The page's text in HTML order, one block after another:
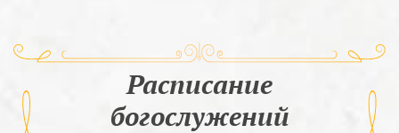
Расписание
богослужений